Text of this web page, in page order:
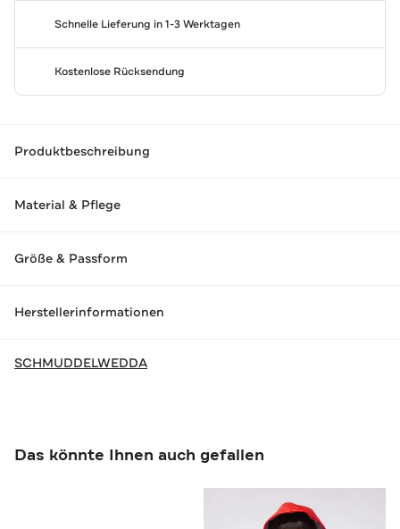
Schnelle Lieferung in 1-3 Werktagen
Kostenlose Rücksendung
Produktbeschreibung
Material & Pflege
Größe & Passform
Herstellerinformationen
SCHMUDDELWEDDA
Das könnte Ihnen auch gefallen